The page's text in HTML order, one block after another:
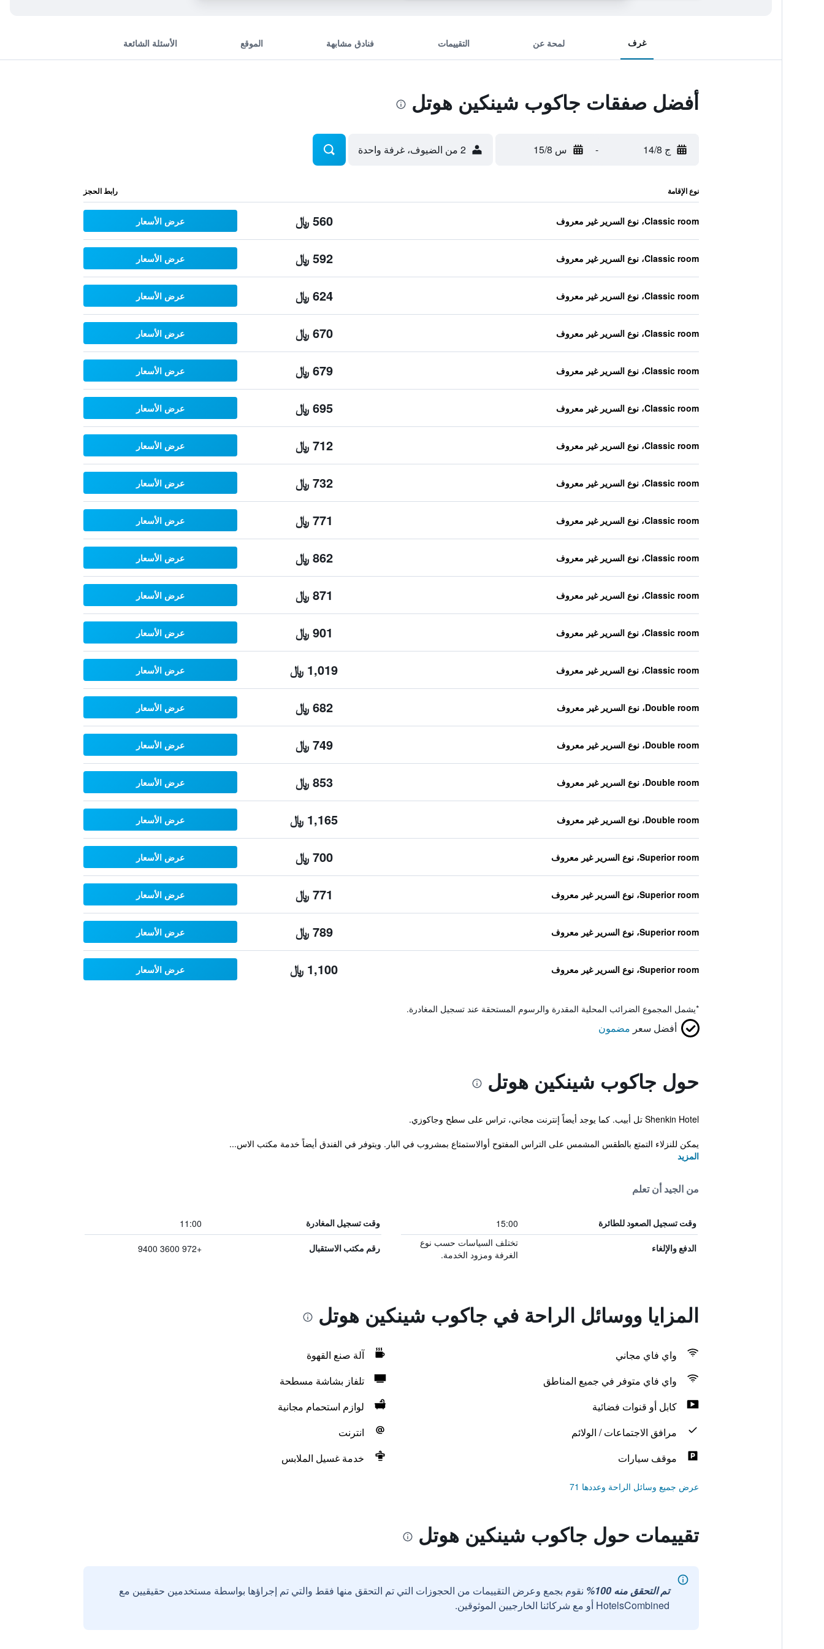
غرف لمحة عن التقييمات فنادق مشابهة الموقع الأسئلة الشائعة
أفضل صفقات جاكوب شينكين هوتل
ج 14/8 - س 15/8 2 من الضيوف، غرفة واحدة
نوع الإقامة رابط الحجز
Classic room، نوع السرير غير معروف 560 ﷼ عرض الأسعار
Classic room، نوع السرير غير معروف 592 ﷼ عرض الأسعار
Classic room، نوع السرير غير معروف 624 ﷼ عرض الأسعار
Classic room، نوع السرير غير معروف 670 ﷼ عرض الأسعار
Classic room، نوع السرير غير معروف 679 ﷼ عرض الأسعار
Classic room، نوع السرير غير معروف 695 ﷼ عرض الأسعار
Classic room، نوع السرير غير معروف 712 ﷼ عرض الأسعار
Classic room، نوع السرير غير معروف 732 ﷼ عرض الأسعار
Classic room، نوع السرير غير معروف 771 ﷼ عرض الأسعار
Classic room، نوع السرير غير معروف 862 ﷼ عرض الأسعار
Classic room، نوع السرير غير معروف 871 ﷼ عرض الأسعار
Classic room، نوع السرير غير معروف 901 ﷼ عرض الأسعار
Classic room، نوع السرير غير معروف 1,019 ﷼ عرض الأسعار
Double room، نوع السرير غير معروف 682 ﷼ عرض الأسعار
Double room، نوع السرير غير معروف 749 ﷼ عرض الأسعار
Double room، نوع السرير غير معروف 853 ﷼ عرض الأسعار
Double room، نوع السرير غير معروف 1,165 ﷼ عرض الأسعار
Superior room، نوع السرير غير معروف 700 ﷼ عرض الأسعار
Superior room، نوع السرير غير معروف 771 ﷼ عرض الأسعار
Superior room، نوع السرير غير معروف 789 ﷼ عرض الأسعار
Superior room، نوع السرير غير معروف 1,100 ﷼ عرض الأسعار
*يشمل المجموع الضرائب المحلية المقدرة والرسوم المستحقة عند تسجيل المغادرة.
أفضل سعر مضمون
حول جاكوب شينكين هوتل
Shenkin Hotel تل أبيب. كما يوجد أيضاً إنترنت مجاني، تراس على سطح وجاكوزي.
يمكن للنزلاء التمتع بالطقس المشمس على التراس المفتوح أوالاستمتاع بمشروب في البار. ويتوفر في الفندق أيضاً خدمة مكتب الاس...
المزيد
من الجيد أن تعلم
وقت تسجيل الصعود للطائرة 15:00 وقت تسجيل المغادرة 11:00
الدفع والإلغاء
تختلف السياسات حسب نوع
الغرفة ومزود الخدمة.
رقم مكتب الاستقبال +972 3600 9400
المزايا ووسائل الراحة في جاكوب شينكين هوتل
واي فاي مجاني
آلة صنع القهوة
واي فاي متوفر في جميع المناطق
تلفاز بشاشة مسطحة
كابل أو قنوات فضائية
لوازم استحمام مجانية
مرافق الاجتماعات / الولائم
انترنت
موقف سيارات
خدمة غسيل الملابس
عرض جميع وسائل الراحة وعددها 71
تقييمات حول جاكوب شينكين هوتل
تم التحقق منه 100%
نقوم بجمع وعرض التقييمات من الحجوزات التي تم التحقق منها فقط والتي تم إجراؤها بواسطة مستخدمين حقيقيين مع
HotelsCombined أو مع شركائنا الخارجيين الموثوقين.